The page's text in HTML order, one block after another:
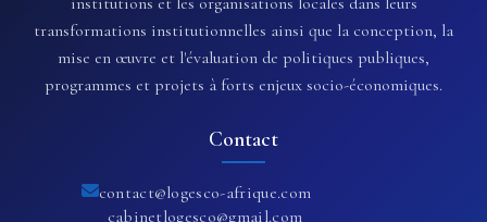
transformations institutionnelles ainsi que la conception, la
mise en œuvre et l'évaluation de politiques publiques,
programmes et projets à forts enjeux socio-économiques.
Contact
contact@logesco-afrique.com
cabinetlogesco@gmail.com